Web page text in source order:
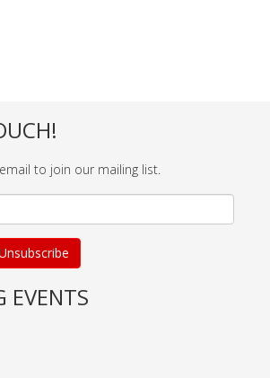
to join our mailing list.
EVENTS